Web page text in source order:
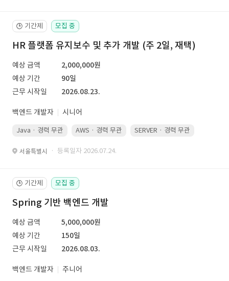
🕒 기간제 모집 중
HR 플랫폼 유지보수 및 추가 개발 (주 2일, 재택)
예상 금액
2,000,000원
예상 기간
90일
근무 시작일
2026.08.23.
백엔드 개발자 시니어
Java · 경력 무관 AWS · 경력 무관 SERVER · 경력 무관
서울특별시 · 등록일자 2026.07.24.
🕒 기간제 모집 중
Spring 기반 백엔드 개발
예상 금액
5,000,000원
예상 기간
150일
근무 시작일
2026.08.03.
백엔드 개발자 주니어